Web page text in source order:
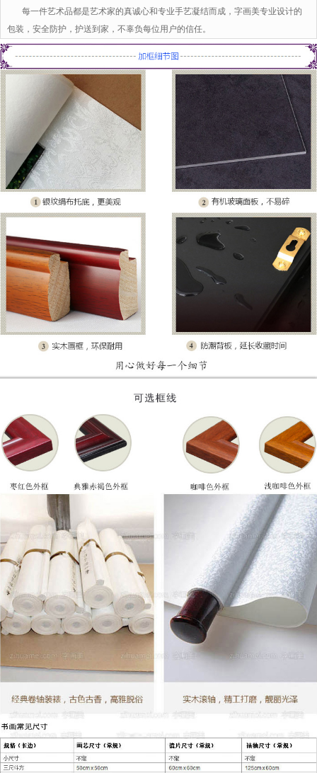
每一件艺术品都是艺术家的真诚心和专业手艺凝结而成，字画美专业设计的
包装，安全防护，护送到家，不辜负每位用户的信任。